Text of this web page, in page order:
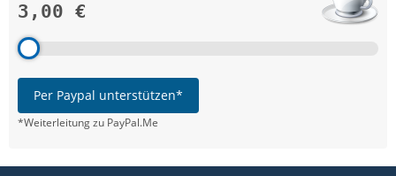
3,00 €
Per Paypal unterstützen*
*Weiterleitung zu PayPal.Me